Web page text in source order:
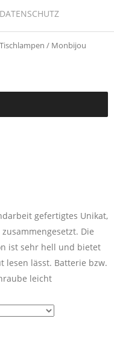
DATENSCHUTZ
/ Monbijou
gefertigtes Unikat,
Die
ist sehr hell und bietet
lesen lässt. Batterie bzw.
leicht